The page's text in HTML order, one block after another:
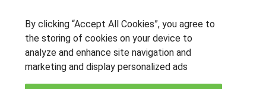
Oposiciones Tropa y Marinería
Oposición Cuerpo de Gestión de la Administración Civil del
Estado
By clicking “Accept All Cookies”, you agree to
the storing of cookies on your device to
analyze and enhance site navigation and
marketing and display personalized ads